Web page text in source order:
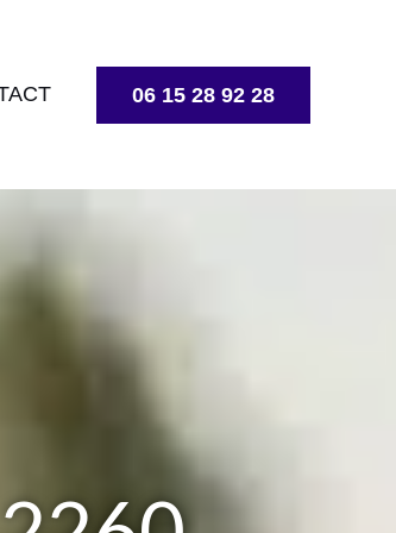
06 15 28 92 28